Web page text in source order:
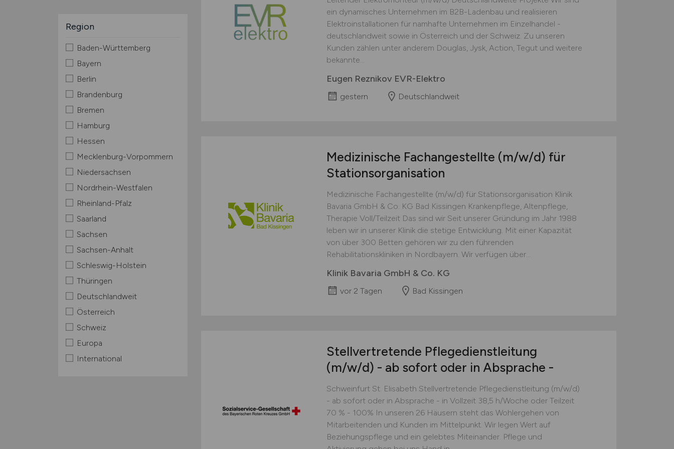
Region
Baden-Württemberg
Bayern
Berlin
Brandenburg
Bremen
Hamburg
Hessen
Mecklenburg-Vorpommern
Niedersachsen
Nordrhein-Westfalen
Rheinland-Pfalz
Saarland
Sachsen
Sachsen-Anhalt
Schleswig-Holstein
Thüringen
Deutschlandweit
Österreich
Schweiz
Europa
International
ein dynamisches Unternehmen im B2B-Ladenbau und realisieren
Elektroinstallationen für namhafte Unternehmen im Einzelhandel -
deutschlandweit sowie in Österreich und der Schweiz. Zu unseren
Kunden zählen unter anderem Douglas, Jysk, Action, Tegut und weitere
bekannte...
Eugen Reznikov EVR-Elektro
gestern Deutschlandweit
Medizinische Fachangestellte (m/w/d) für
Stationsorganisation
Medizinische Fachangestellte (m/w/d) für Stationsorganisation Klinik
Bavaria GmbH & Co. KG Bad Kissingen Krankenpflege, Altenpflege,
Therapie Voll/Teilzeit Das sind wir Seit unserer Gründung im Jahr 1988
leben wir in unserer Klinik die stetige Entwicklung. Mit einer Kapazität
von über 300 Betten gehören wir zu den führenden
Rehabilitationskliniken in Nordbayern. Wir verfügen über...
Klinik Bavaria GmbH & Co. KG
vor 2 Tagen Bad Kissingen
Stellvertretende Pflegedienstleitung
(m/w/d) - ab sofort oder in Absprache -
Schweinfurt St. Elisabeth Stellvertretende Pflegedienstleitung (m/w/d)
- ab sofort oder in Absprache - in Vollzeit 38,5 h/Woche oder Teilzeit
70 % - 100% In unseren 26 Häusern steht das Wohlergehen von
Mitarbeitenden und Kunden im Mittelpunkt. Wir legen Wert auf
Beziehungspflege und ein gelebtes Miteinander. Pflege und